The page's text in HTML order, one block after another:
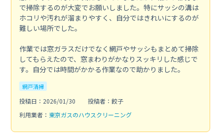
で掃除するのが大変でお願いしました。特にサッシの溝は
ホコリや汚れが溜まりやすく、自分ではきれいにするのが
難しい場所でした。
作業では窓ガラスだけでなく網戸やサッシもまとめて掃除
してもらえたので、窓まわりがかなりスッキリした感じで
す。自分では時間がかかる作業なので助かりました。
網戸清掃
投稿日：2026/01/30
投稿者：餃子
利用業者： 東京ガスのハウスクリーニング